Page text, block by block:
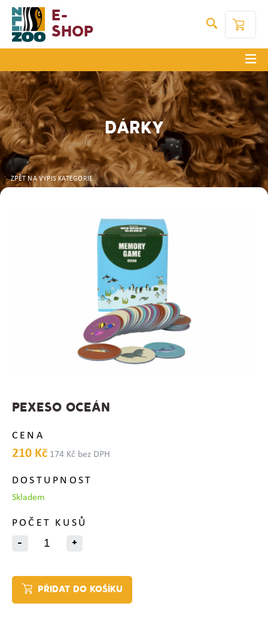
E-
Shop
DÁRKY
ZPĚT NA VÝPIS KATEGORIE
PEXESO OCEÁN
CENA
210 Kč 174 Kč bez DPH
DOSTUPNOST
Skladem
POČET KUSŮ
-
+
PŘIDAT DO KOŠÍKU